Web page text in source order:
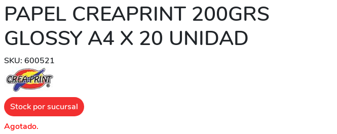
PAPEL CREAPRINT 200GRS
GLOSSY A4 X 20 UNIDAD
SKU: 600521
Stock por sucursal
Agotado.